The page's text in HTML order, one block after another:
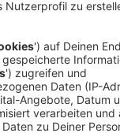
groß und
Die Passanten
die
der junge
ist er in der
Dort hat sich